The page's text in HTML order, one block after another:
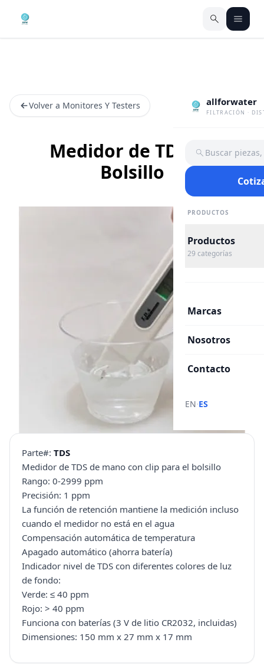
allforwater
FILTRACIÓN ·
Buscar
PRODUCTOS
Productos
29 categorías
Marcas
Nosotros
Contacto
EN·ES
Volver a Monitores Y Testers
Medidor de TDS de
Bolsillo
Parte#: TDS
Medidor de TDS de mano con clip para el bolsillo
Rango: 0-2999 ppm
Precisión: 1 ppm
La función de retención mantiene la medición incluso
cuando el medidor no está en el agua
Compensación automática de temperatura
Apagado automático (ahorra batería)
Indicador nivel de TDS con diferentes colores de luz
de fondo:
Verde: ≤ 40 ppm
Rojo: > 40 ppm
Funciona con baterías (3 V de litio CR2032, incluidas)
Dimensiones: 150 mm x 27 mm x 17 mm